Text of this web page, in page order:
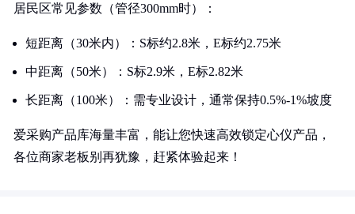
居民区常见参数（管径300mm时）：
短距离（30米内）：S标约2.8米，E标约2.75米
中距离（50米）：S标2.9米，E标2.82米
长距离（100米）：需专业设计，通常保持0.5%-1%坡度
爱采购产品库海量丰富，能让您快速高效锁定心仪产品，
各位商家老板别再犹豫，赶紧体验起来！